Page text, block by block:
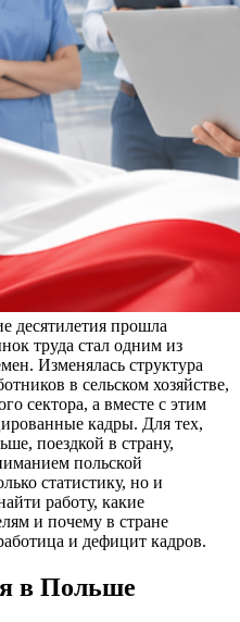
десятилетия прошла
труда стал одним из
Изменялась структура
в сельском хозяйстве,
сектора, а вместе с этим
кадры. Для тех,
поездкой в страну,
польской
статистику, но и
работу, какие
и почему в стране
и дефицит кадров.
в Польше